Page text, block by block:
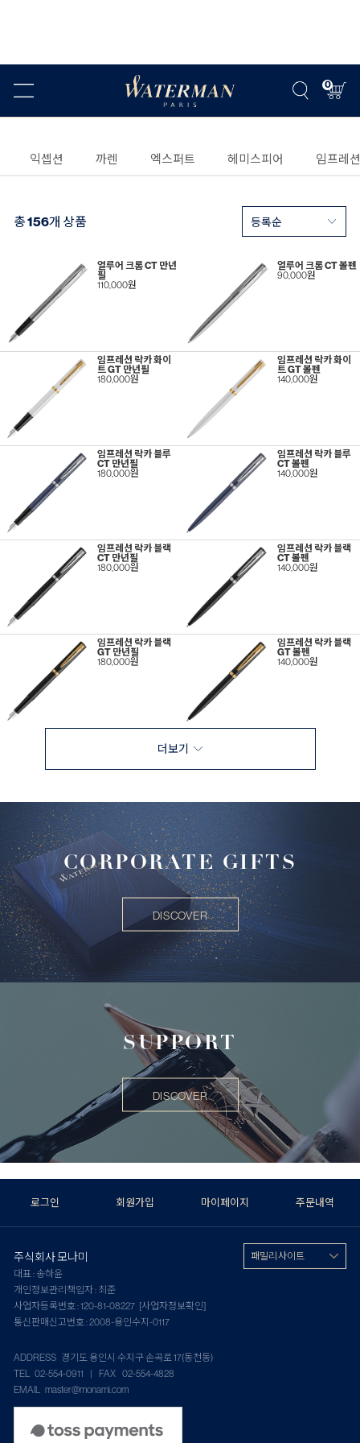
0
익셉션 까렌 엑스퍼트 헤미스피어 임프레션
총156개 상품
얼루어 크롬 CT 만년
필
110,000원
얼루어 크롬 CT 볼펜
90,000원
임프레션 락카 화이
트 GT 만년필
180,000원
임프레션 락카 화이
트 GT 볼펜
140,000원
임프레션 락카 블루
CT 만년필
180,000원
임프레션 락카 블루
CT 볼펜
140,000원
임프레션 락카 블랙
CT 만년필
180,000원
임프레션 락카 블랙
CT 볼펜
140,000원
임프레션 락카 블랙
GT 만년필
180,000원
임프레션 락카 블랙
GT 볼펜
140,000원
더보기
CORPORATE GIFTS
DISCOVER
SUPPORT
DISCOVER
로그인 회원가입 마이페이지 주문내역
주식회사 모나미
대표 : 송하윤
개인정보관리책임자 : 최준
사업자등록번호 : 120-81-08227 [사업자정보확인]
통신판매신고번호 : 2008-용인수지-0117
ADDRESS 경기도 용인시 수지구 손곡로 17(동천동)
TEL 02-554-0911 | FAX 02-554-4828
EMAIL master@monami.com
패밀리 사이트